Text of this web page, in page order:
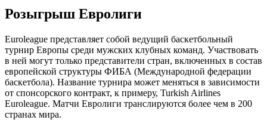
Розыгрыш Евролиги
Euroleague представляет собой ведущий баскетбольный
турнир Европы среди мужских клубных команд. Участвовать
в ней могут только представители стран, включенных в состав
европейской структуры ФИБА (Международной федерации
баскетбола). Название турнира может меняться в зависимости
от спонсорского контракт, к примеру, Turkish Airlines
Euroleague. Матчи Евролиги транслируются более чем в 200
странах мира.